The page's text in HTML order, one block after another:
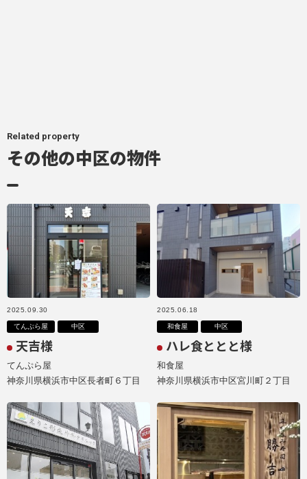
Related property
その他の中区の物件
2025.09.30
てんぷら屋 中区
天吉様
てんぷら屋
神奈川県横浜市中区長者町６丁目
2025.06.18
和食屋 中区
ハレ食ととと様
和食屋
神奈川県横浜市中区宮川町２丁目